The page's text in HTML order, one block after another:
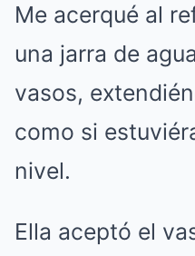
Me acerqué al
una jarra de
vasos,
como si
nivel.
Ella aceptó el